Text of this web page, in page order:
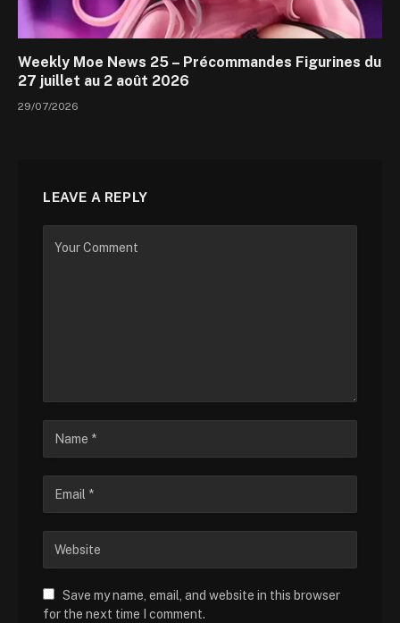
Weekly Moe News 25 – Précommandes Figurines du
27 juillet au 2 août 2026
29/07/2026
LEAVE A REPLY
Save my name, email, and website in this browser
for the next time I comment.